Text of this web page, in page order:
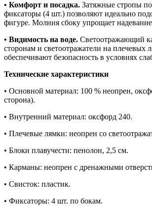
• Комфорт и посадка. Затяжные стропы
фиксаторы (4 шт.) позволяют идеально
фигуре. Молния сбоку упрощает
• Видимость на воде. Светоотражающий
сторонам и светоотражатели на плечевых
обеспечивают безопасность в условиях
Технические характеристики
• Основной материал: 100 % неопрен,
сторона).
• Внутренний материал: оксфорд 240.
• Плечевые лямки: неопрен со
• Блоки плавучести: пенолон, 2,5 см.
• Карманы: неопрен с дренажными
• Свисток: пластик.
• Фиксаторы: 4 шт. по бокам.